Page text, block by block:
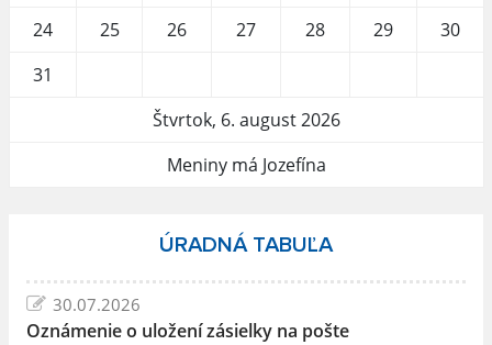
24
25 26 27 28 29
30
31
Štvrtok, 6. august 2026
Meniny má Jozefína
ÚRADNÁ TABUĽA
30.07.2026
Oznámenie o uložení zásielky na pošte